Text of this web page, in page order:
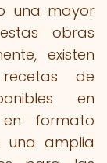
una mayor
obras
existen
de
en
formato
una amplia